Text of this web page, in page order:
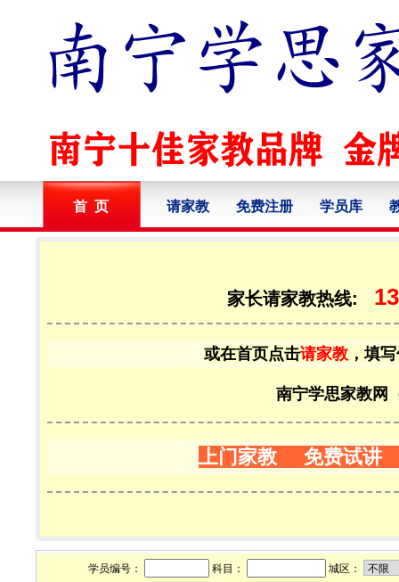
首 页 请家教 免费注册 学员库
家长请家教热线:
或在首页点击请家教 ，填
南宁学思家教网
上门家教 免费试讲
学员编号： 科目： 城区：